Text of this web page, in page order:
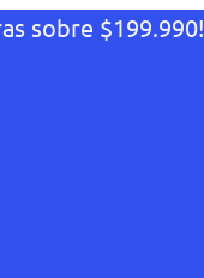
sobre $199.990!